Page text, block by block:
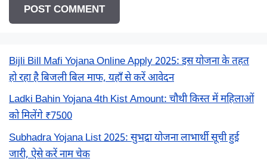
Bijli Bill Mafi Yojana Online Apply 2025: इस योजना के तहत
हो रहा है बिजली बिल माफ, यहाँ से करें आवेदन
Ladki Bahin Yojana 4th Kist Amount: चौथी किस्त में महिलाओं
को मिलेंगे ₹7500
Subhadra Yojana List 2025: सुभद्रा योजना लाभार्थी सूची हुई
जारी, ऐसे करें नाम चेक